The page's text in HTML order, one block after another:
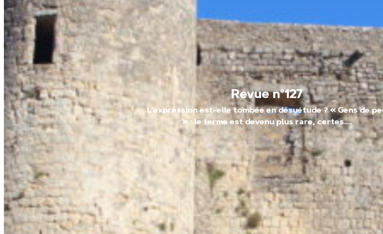
Revue n°127
L’expression est-elle tombée en désuétude ? « Gens de
» : le terme est devenu plus rare, certes....